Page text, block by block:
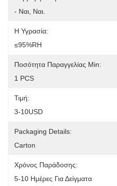
- Ναι, Ναι.
Η Υγρασία:
≤95%RH
Ποσότητα Παραγγελίας Min:
1 PCS
Τιμή:
3-10USD
Packaging Details:
Carton
Χρόνος Παράδοσης:
5-10 Ημέρες Για Δείγματα